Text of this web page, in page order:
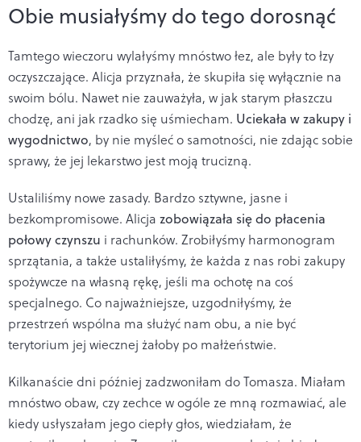
Obie musiałyśmy do tego dorosnąć
Tamtego wieczoru wylałyśmy mnóstwo łez, ale były to łzy
oczyszczające. Alicja przyznała, że skupiła się wyłącznie na
swoim bólu. Nawet nie zauważyła, w jak starym płaszczu
chodzę, ani jak rzadko się uśmiecham. Uciekała w zakupy i
wygodnictwo, by nie myśleć o samotności, nie zdając sobie
sprawy, że jej lekarstwo jest moją trucizną.
Ustaliliśmy nowe zasady. Bardzo sztywne, jasne i
bezkompromisowe. Alicja zobowiązała się do płacenia
połowy czynszu i rachunków. Zrobiłyśmy harmonogram
sprzątania, a także ustaliłyśmy, że każda z nas robi zakupy
spożywcze na własną rękę, jeśli ma ochotę na coś
specjalnego. Co najważniejsze, uzgodniłyśmy, że
przestrzeń wspólna ma służyć nam obu, a nie być
terytorium jej wiecznej żałoby po małżeństwie.
Kilkanaście dni później zadzwoniłam do Tomasza. Miałam
mnóstwo obaw, czy zechce w ogóle ze mną rozmawiać, ale
kiedy usłyszałam jego ciepły głos, wiedziałam, że